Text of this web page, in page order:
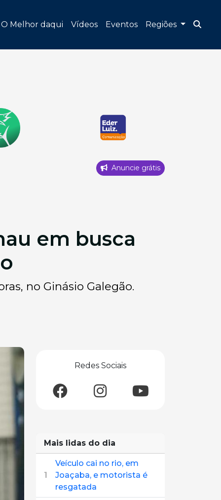
O Melhor daqui Vídeos Eventos Regiões
Anuncie grátis
em busca
no Ginásio Galegão.
Redes Sociais
Mais lidas do dia
1
Veículo cai no rio, em
Joaçaba, e motorista é
resgatada